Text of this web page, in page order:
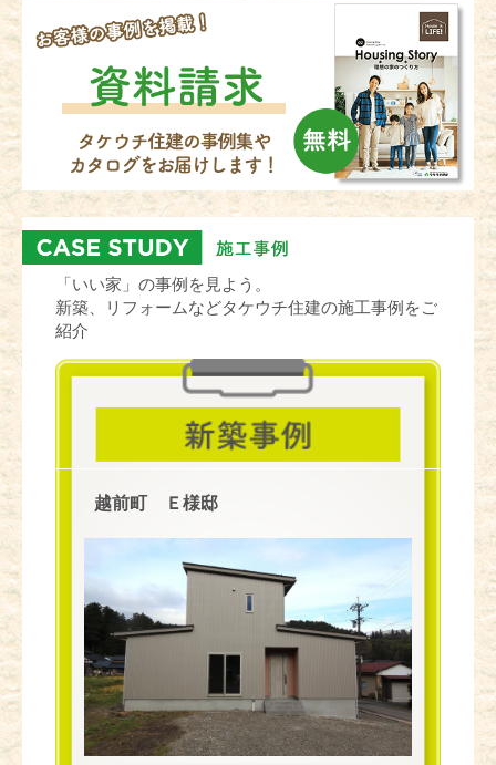
「いい家」の事例を見よう。
新築、リフォームなどタケウチ住建の施工事例をご
紹介
越前町 Ｅ様邸